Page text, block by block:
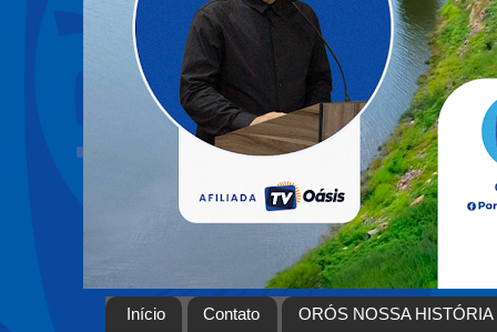
Início Contato ORÓS NOSSA HISTÓRIA